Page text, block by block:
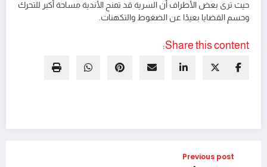
حيث ترى بعض الأطراف أن السرية قد تمنح الأندية مساحة أكبر للتحرك
وحسم القضايا بعيدًا عن الضغوط والتكهنات.
Share this content:
Previous post